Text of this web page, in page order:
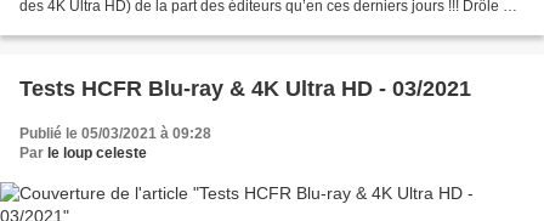
des 4K Ultra HD) de la part des éditeurs qu’en ces derniers jours !!! Drôle de
Tests HCFR Blu-ray & 4K Ultra HD - 03/2021
Publié le 05/03/2021 à 09:28
Par le loup celeste